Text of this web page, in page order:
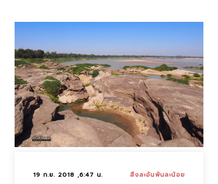
19 ก.ย. 2018 ,6:47 น. สิ่งละอันพันละน้อย